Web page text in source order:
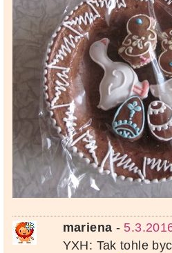
mariena -
YXH: Tak tohle